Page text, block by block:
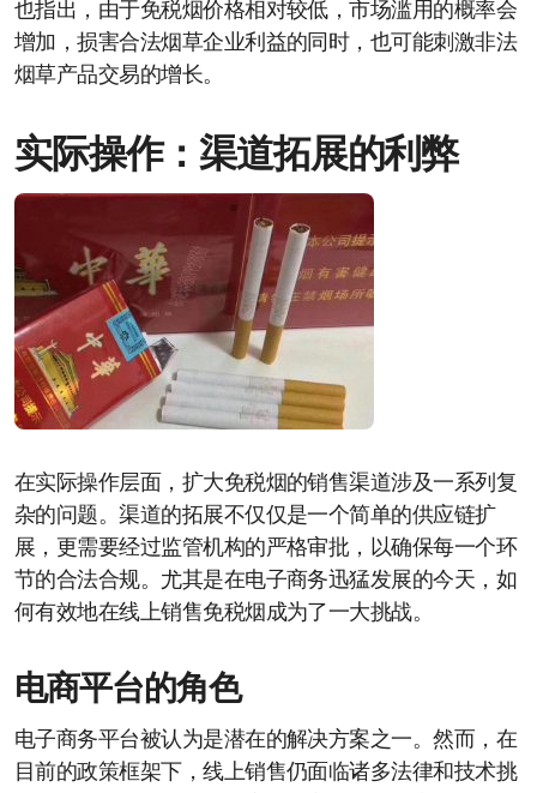
也指出，由于免税烟价格相对较低，市场滥用的概率会
增加，损害合法烟草企业利益的同时，也可能刺激非法
烟草产品交易的增长。
实际操作：渠道拓展的利弊
在实际操作层面，扩大免税烟的销售渠道涉及一系列复
杂的问题。渠道的拓展不仅仅是一个简单的供应链扩
展，更需要经过监管机构的严格审批，以确保每一个环
节的合法合规。尤其是在电子商务迅猛发展的今天，如
何有效地在线上销售免税烟成为了一大挑战。
电商平台的角色
电子商务平台被认为是潜在的解决方案之一。然而，在
目前的政策框架下，线上销售仍面临诸多法律和技术挑